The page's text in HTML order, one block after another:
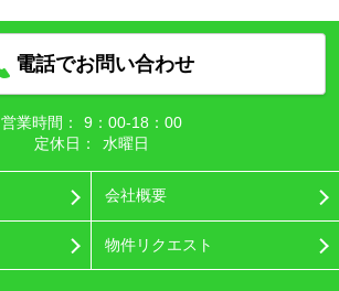
電話でお問い合わせ
営業時間：
9：00‐18：00
定休日：
水曜日
会社概要
物件リクエスト